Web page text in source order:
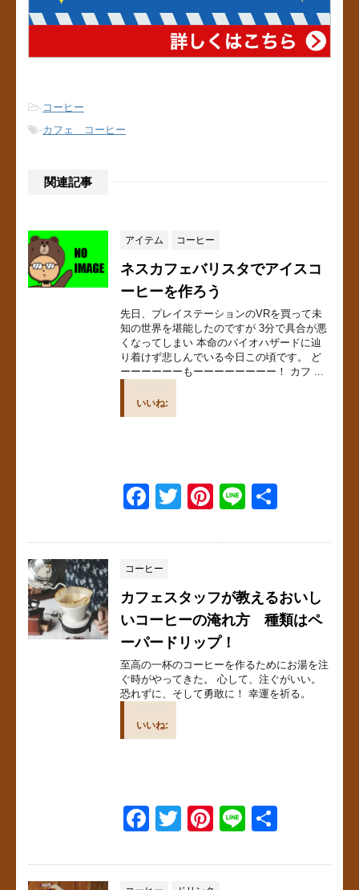
-コーヒー
-カフェ コーヒー
関連記事
アイテム コーヒー
ネスカフェバリスタでアイスコ
ーヒーを作ろう
先日、プレイステーションのVRを買って未
知の世界を堪能したのですが 3分で具合が悪
くなってしまい 本命のバイオハザードに辿
り着けず悲しんでいる今日この頃です。 ど
ーーーーーーもーーーーーーーー！ カフ ...
いいね:
F
c
e
b
o
o
k
T
tt
Pi
er
st
Li
e
コーヒー
カフェスタッフが教えるおいし
いコーヒーの淹れ方 種類はペ
ーパードリップ！
至高の一杯のコーヒーを作るためにお湯を注
ぐ時がやってきた。 心して、注ぐがいい。
恐れずに、そして勇敢に！ 幸運を祈る。
いいね:
F
c
T
tt
Pi
er
Li
e